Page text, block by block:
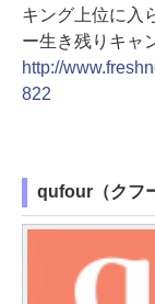
キング上位に入
ー生き残りキャ
http://
822
qufour（クフ